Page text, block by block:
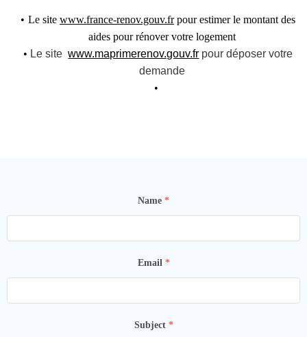
Le site www.france-renov.gouv.frpour estimer le montant des
aides pour rénover votre logement
Le site www.maprimerenov.gouv.fr pour déposer votre
demande
Name *
Email *
Subject *